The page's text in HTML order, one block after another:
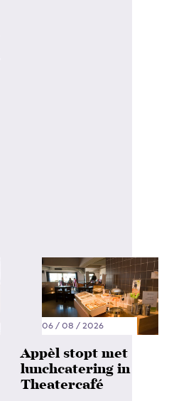
06 / 08 / 2026
Appèl stopt met
lunchcatering in
Theatercafé